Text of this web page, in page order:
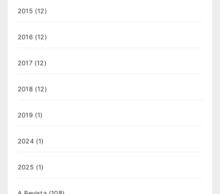
2015 (12)
2016 (12)
2017(12)
2018 (12)
2019 (1)
2024(1)
2025 (1)